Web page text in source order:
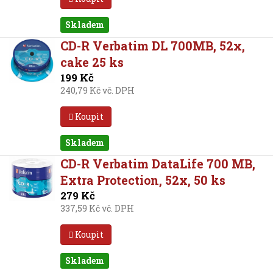
Skladem
CD-R Verbatim DL 700MB, 52x,
cake 25 ks
199 Kč
240,79 Kč vč. DPH
Koupit
Skladem
CD-R Verbatim DataLife 700 MB,
Extra Protection, 52x, 50 ks
279 Kč
337,59 Kč vč. DPH
Koupit
Skladem